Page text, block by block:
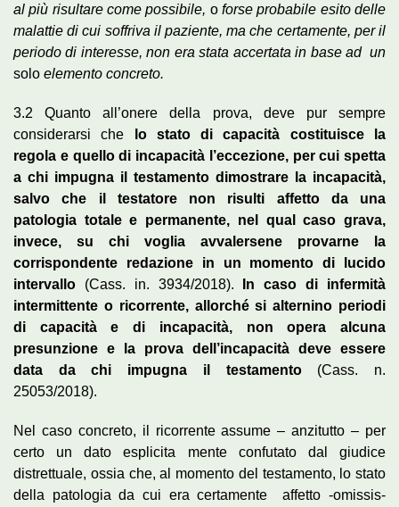
al più risultare come possibile, oforse probabile esito delle
malattie di cui soffriva il paziente, ma che certamente, per il
periodo di interesse, non era stata accertata in base adun
solo elemento concreto.
3.2 Quanto all’onere della prova, deve pur sempre
considerarsi che lo stato di capacità costituisce la
regola e quello di incapacità l’eccezione, per cui spetta
a chi impugna il testamento dimostrare la incapacità,
salvo che il testatore non risulti affetto da una
patologia totale e permanente, nel qual caso grava,
invece, su chi voglia avvalersene provarne la
corrispondente redazione in un momento di lucido
intervallo (Cass. in. 3934/2018). In caso di infermità
intermittente o ricorrente, allorché si alternino periodi
di capacità e di incapacità, non opera alcuna
presunzione e la prova dell’incapacità deve essere
data da chi impugna il testamento(Cass. n.
25053/2018).
Nel caso concreto, il ricorrente assume – anzitutto – per
certo un dato esplicita mente confutato dal giudice
distrettuale, ossia che, al momento del testamento, lo stato
della patologia da cui era certamente affetto -omissis-